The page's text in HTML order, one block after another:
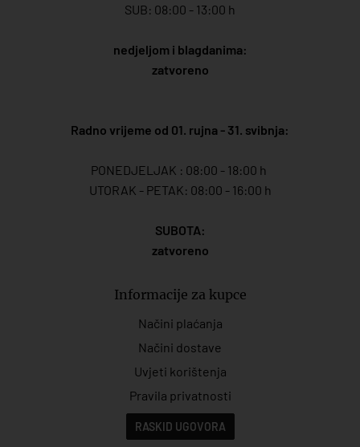
SUB: 08:00 - 13:00 h
nedjeljom i blagdanima:
zatvoreno
Radno vrijeme od 01. rujna - 31. svibnja:
PONEDJELJAK : 08:00 - 18:00 h
UTORAK - PETAK: 08:00 - 16:00 h
SUBOTA:
zatvoreno
Informacije za kupce
Načini plaćanja
Načini dostave
Uvjeti korištenja
Pravila privatnosti
RASKID UGOVORA